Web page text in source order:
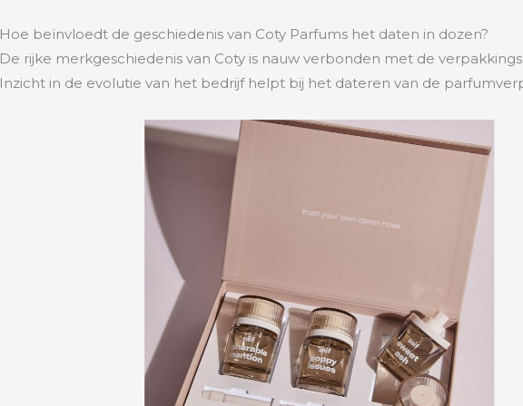
Hoe beïnvloedt de geschiedenis van Coty Parfums het daten in dozen?
De rijke merkgeschiedenis van Coty is nauw verbonden met de
Inzicht in de evolutie van het bedrijf helpt bij het dateren van de